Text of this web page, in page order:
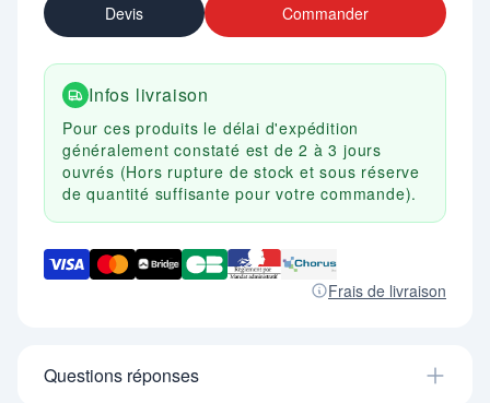
Devis Commander
Infos livraison
Pour ces produits le délai d'expédition
généralement constaté est de 2 à 3 jours
ouvrés (Hors rupture de stock et sous réserve
de quantité suffisante pour votre commande).
Frais de livraison
Questions réponses